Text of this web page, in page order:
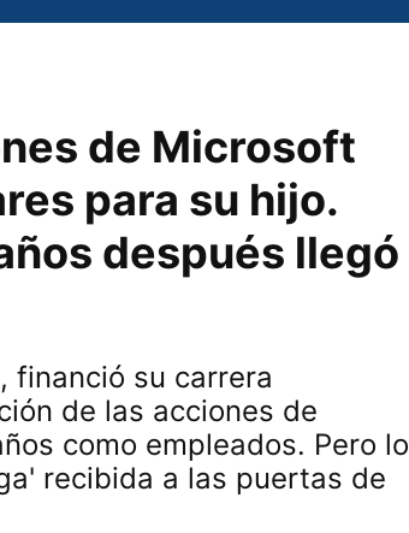
de Microsoft
para su hijo.
después llegó
financió su carrera
de las acciones de
como empleados. Pero lo
recibida a las puertas de